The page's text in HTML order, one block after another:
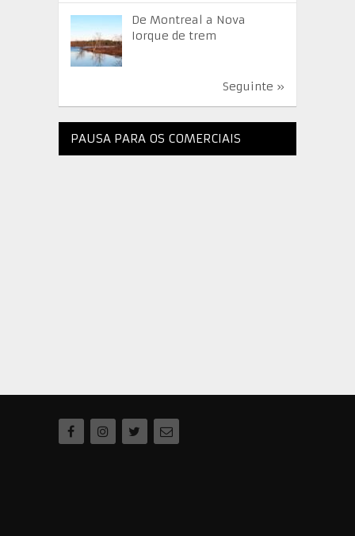
De Montreal a Nova
Iorque de trem
Seguinte »
PAUSA PARA OS COMERCIAIS